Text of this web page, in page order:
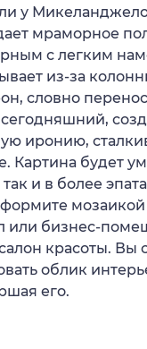
у
мраморное
с легким
из-за
словно
иронию,
Картина будет
так и в более
мозаикой
или бизнес-
красоты. Вы
облик
его.